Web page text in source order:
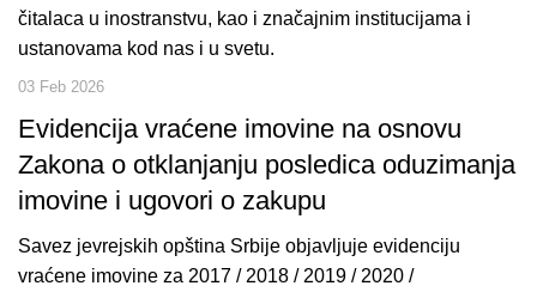
čitalaca u inostranstvu, kao i značajnim institucijama i
ustanovama kod nas i u svetu.
03 Feb 2026
Evidencija vraćene imovine na osnovu
Zakona o otklanjanju posledica oduzimanja
imovine i ugovori o zakupu
Savez jevrejskih opština Srbije objavljuje evidenciju
vraćene imovine za 2017 / 2018 / 2019 / 2020 /